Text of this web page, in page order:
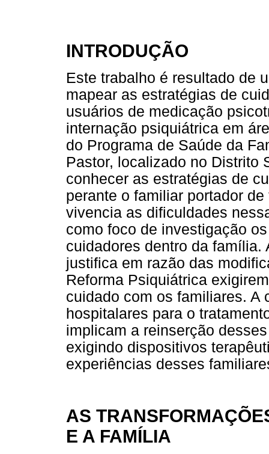
INTRODUÇÃO
Este trabalho é resultado de
mapear as estratégias de
usuários de medicação
internação psiquiátrica em
do Programa de Saúde da
Pastor, localizado no Distrito
conhecer as estratégias de
perante o familiar portador
vivencia as dificuldades
como foco de investigação
cuidadores dentro da família.
justifica em razão das
Reforma Psiquiátrica
cuidado com os familiares. A
hospitalares para o
implicam a reinserção
exigindo dispositivos
experiências desses
AS
E A FAMÍLIA